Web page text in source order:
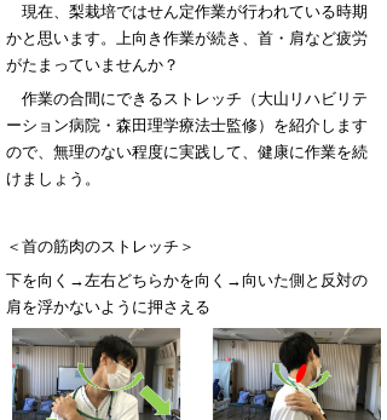
現在、梨栽培ではせん定作業が行われている時期
かと思います。上向き作業が続き、首・肩など疲労
がたまっていませんか？
作業の合間にできるストレッチ（大山リハビリテ
ーション病院・森田理学療法士監修）を紹介します
ので、無理のない程度に実践して、健康に作業を続
けましょう。
＜首の筋肉のストレッチ＞
下を向く→左右どちらかを向く→向いた側と反対の
肩を浮かないように押さえる